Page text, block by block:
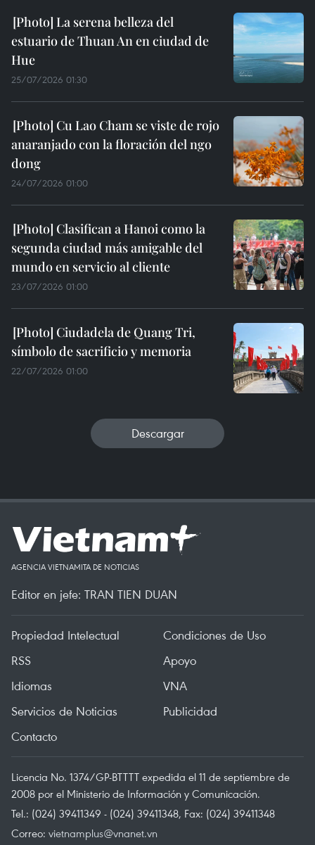
La serena belleza del
estuario de Thuan An en ciudad de
Hue
25/07/2026 01:30
Cu Lao Cham se viste de rojo
anaranjado con la floración del ngo
dong
24/07/2026 01:00
Clasifican a Hanoi como la
segunda ciudad más amigable del
mundo en servicio al cliente
23/07/2026 01:00
Ciudadela de Quang Tri,
símbolo de sacrificio y memoria
22/07/2026 01:00
Descargar
AGENCIA VIETNAMITA DE NOTICIAS
Editor en jefe: TRAN TIEN DUAN
Propiedad Intelectual
Condiciones de Uso
RSS
Apoyo
Idiomas
VNA
Servicios de Noticias
Publicidad
Contacto
Licencia No. 1374/GP-BTTTT expedida el 11 de septiembre de
2008 por el Ministerio de Información y Comunicación.
Tel.: (024) 39411349 - (024) 39411348, Fax: (024) 39411348
Correo: vietnamplus@vnanet.vn